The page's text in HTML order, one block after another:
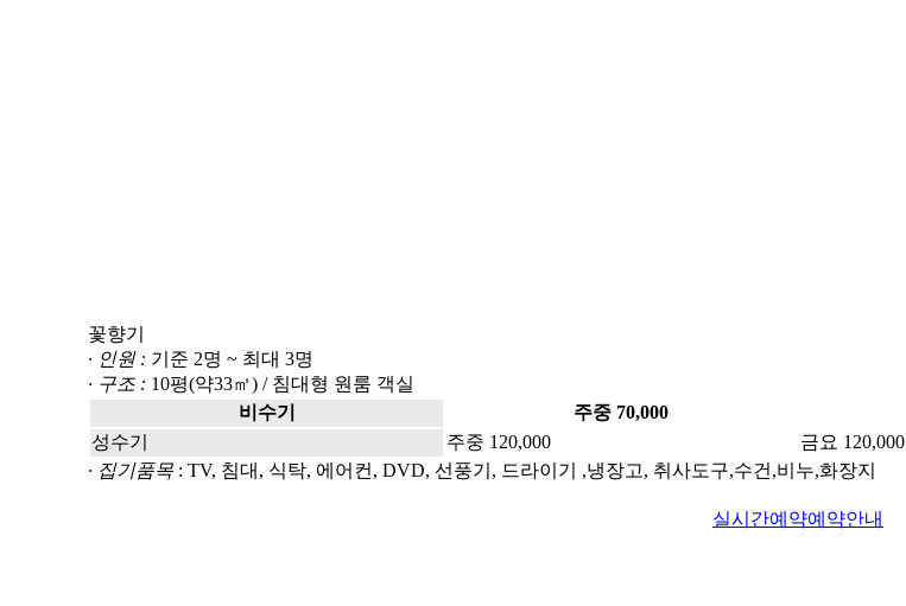
꽃향기
· 인원 : 기준 2명 ~ 최대 3명
· 구조 : 10평(약33㎡) / 침대형 원룸 객실
비수기
주중 70,000
성수기
주중 120,000 금요 120,000
· 집기품목 : TV, 침대, 식탁, 에어컨, DVD, 선풍기, 드라이기 ,냉장고, 취사도구,수건,비누,화장지
실시간예약예약안내